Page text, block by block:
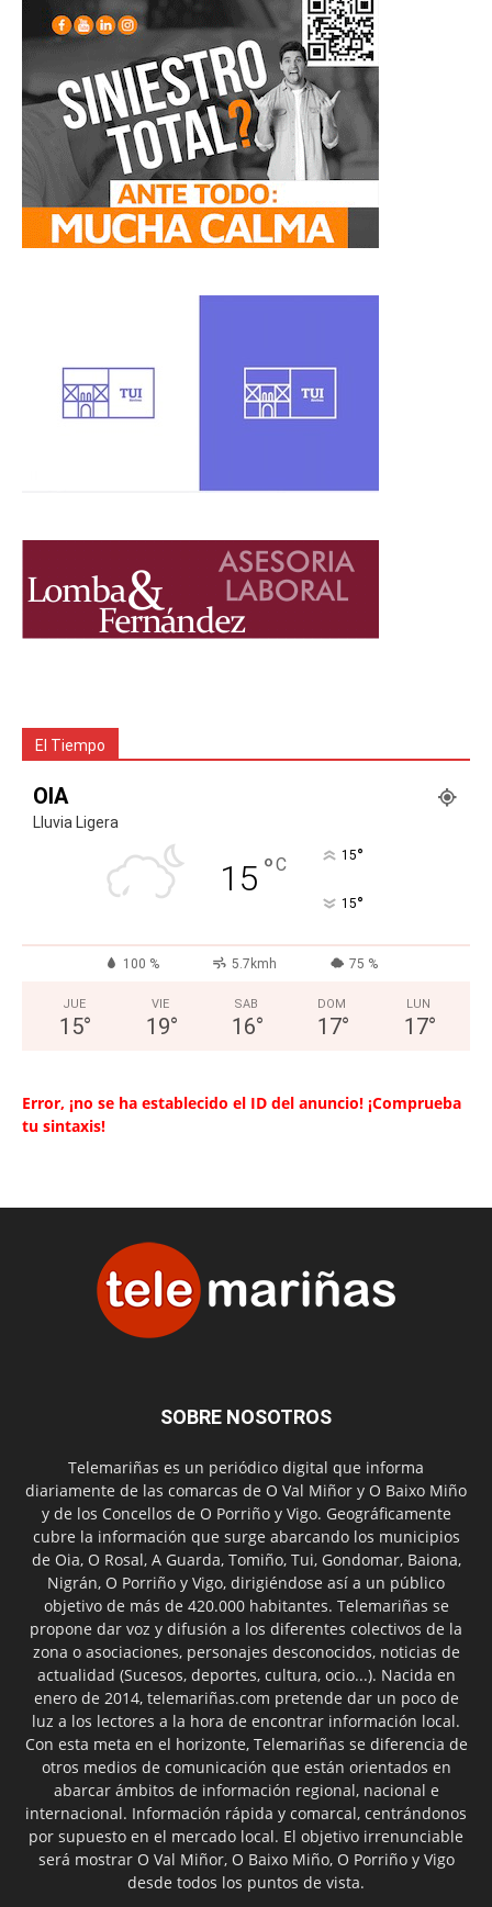
El Tiempo
OIA
Lluvia Ligera
15 °C 15°
15°
100 % 5.7kmh 75 %
JUE
15°
VIE
19°
SAB
16°
DOM
17°
LUN
17°
Error, ¡no se ha establecido el ID del anuncio! ¡Comprueba
tu sintaxis!
SOBRE NOSOTROS
Telemariñas es un periódico digital que informa
diariamente de las comarcas de O Val Miñor y O Baixo Miño
y de los Concellos de O Porriño y Vigo. Geográficamente
cubre la información que surge abarcando los municipios
de Oia, O Rosal, A Guarda, Tomiño, Tui, Gondomar, Baiona,
Nigrán, O Porriño y Vigo, dirigiéndose así a un público
objetivo de más de 420.000 habitantes. Telemariñas se
propone dar voz y difusión a los diferentes colectivos de la
zona o asociaciones, personajes desconocidos, noticias de
actualidad (Sucesos, deportes, cultura, ocio...). Nacida en
enero de 2014, telemariñas.com pretende dar un poco de
luz a los lectores a la hora de encontrar información local.
Con esta meta en el horizonte, Telemariñas se diferencia de
otros medios de comunicación que están orientados en
abarcar ámbitos de información regional, nacional e
internacional. Información rápida y comarcal, centrándonos
por supuesto en el mercado local. El objetivo irrenunciable
será mostrar O Val Miñor, O Baixo Miño, O Porriño y Vigo
desde todos los puntos de vista.